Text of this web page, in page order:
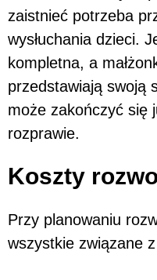
zaistnieć potrzeba
wysłuchania dzieci.
kompletna, a
przedstawiają swoją
może zakończyć się
rozprawie.
Koszty
Przy planowaniu
wszystkie związane